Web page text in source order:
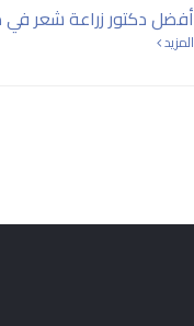
أفضل دكتور زراعة شعر
المزيد